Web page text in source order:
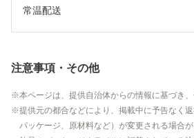
常温配送
注意事項・その他
本ページは、提供自治体からの情報に基づき、
提供元の都合などにより、掲載中に予告なく返
パッケージ、原材料など）が変更される場合